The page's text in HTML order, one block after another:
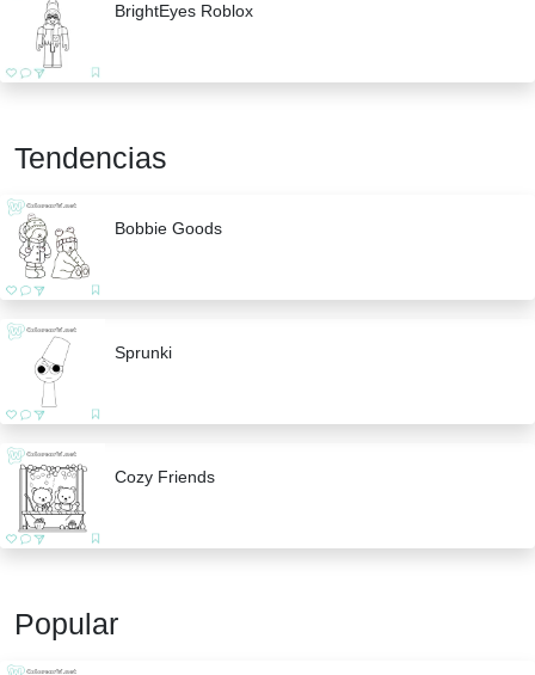
BrightEyes Roblox
Tendencias
Bobbie Goods
Sprunki
Cozy Friends
Popular